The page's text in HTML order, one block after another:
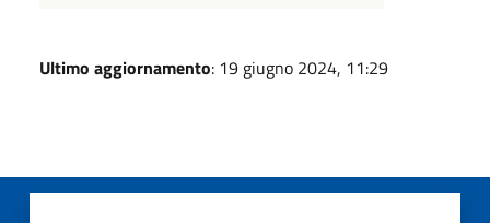
Ultimo aggiornamento: 19 giugno 2024, 11:29